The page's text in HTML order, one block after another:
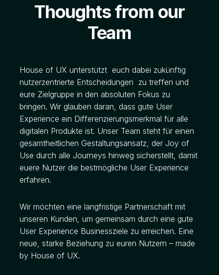
Thoughts from our
Team
House of UX unterstützt euch dabei zukünftig
nutzerzentrierte Entscheidungen zu treffen und
eure Zielgruppe in den absoluten Fokus zu
bringen. Wir glauben daran, dass gute User
Experience ein Differenzierungsmerkmal für alle
digitalen Produkte ist. Unser Team steht für einen
gesamtheitlichen Gestaltungsansatz, der Joy of
Use durch alle Journeys hinweg sicherstellt, damit
euere Nutzer die bestmögliche User Experience
erfahren.
Wir möchten eine langfristige Partnerschaft mit
unseren Kunden, um gemeinsam durch eine gute
User Experience Businessziele zu erreichen. Eine
neue, starke Beziehung zu euren Nutzern – made
by House of UX.